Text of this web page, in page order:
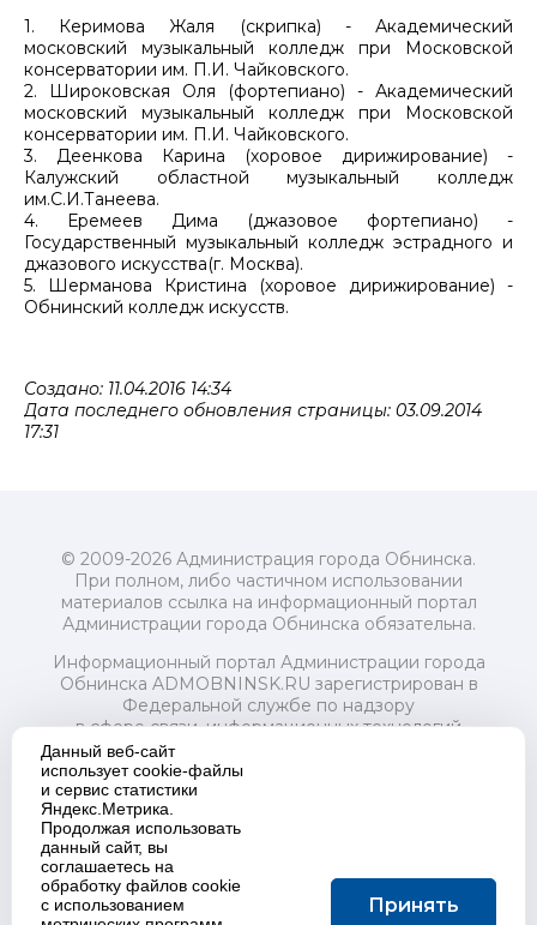
1. Керимова Жаля (скрипка) - Академический
московский музыкальный колледж при Московской
консерватории им. П.И. Чайковского.
2. Широковская Оля (фортепиано) - Академический
московский музыкальный колледж при Московской
консерватории им. П.И. Чайковского.
3. Деенкова Карина (хоровое дирижирование) -
Калужский областной музыкальный колледж
им.С.И.Танеева.
4. Еремеев Дима (джазовое фортепиано) -
Государственный музыкальный колледж эстрадного и
джазового искусства(г. Москва).
5. Шерманова Кристина (хоровое дирижирование) -
Обнинский колледж искусств.
Создано: 11.04.2016 14:34
Дата последнего обновления страницы: 03.09.2014
17:31
© 2009-2026 Администрация города Обнинска.
При полном, либо частичном использовании
материалов ссылка на информационный портал
Администрации города Обнинска обязательна.
Информационный портал Администрации города
Обнинска ADMOBNINSK.RU зарегистрирован в
Федеральной службе по надзору
в сфере связи, информационных технологий
и массовых коммуникаций (Роскомнадзор) 24 июля
2018 года.
Свидетельство о регистрации Эл № ФС77-73321
Учредитель: Администрация (исполнительно-
распорядительный орган) городского округа "Город
Обнинск". Главный редактор: Байкова Е.А.
Адрес электронной почты Редакции:
redactor@admobninsk.ru
Данный веб-сайт
использует cookie-файлы
и сервис статистики
Яндекс.Метрика.
Продолжая использовать
данный сайт, вы
соглашаетесь на
обработку файлов cookie
с использованием
Принять